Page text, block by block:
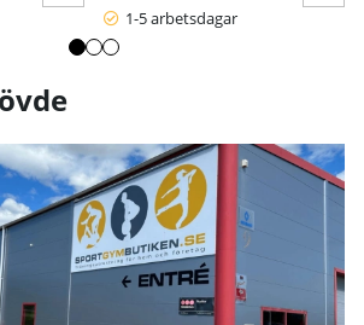
1-5 arbetsdagar